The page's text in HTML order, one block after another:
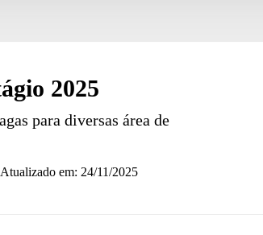
2025
para diversas área de
Atualizado em: 24/11/2025